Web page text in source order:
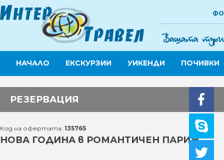
НАЧАЛО ЕКСКУРЗИИ УИКЕНДИ ПОЧИВКИ
РЕЗЕРВАЦИЯ
Код на офертата: 135765
НОВА ГОДИНА в РОМАНТИЧЕН ПАРИЖ